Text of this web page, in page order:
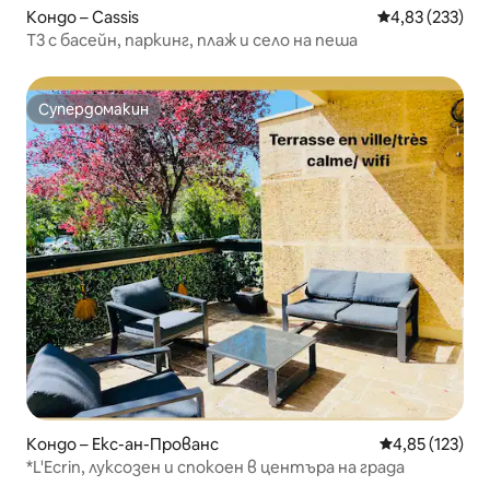
Кондо – Cassis Средна
4,83 (233)
Т3 с басейн, паркинг, плаж и село на пеша
Супердомакин
Супердомакин
Кондо – Екс-ан-Прованс Средна
4,85 (123)
*L'Ecrin, луксозен и спокоен в центъра на града